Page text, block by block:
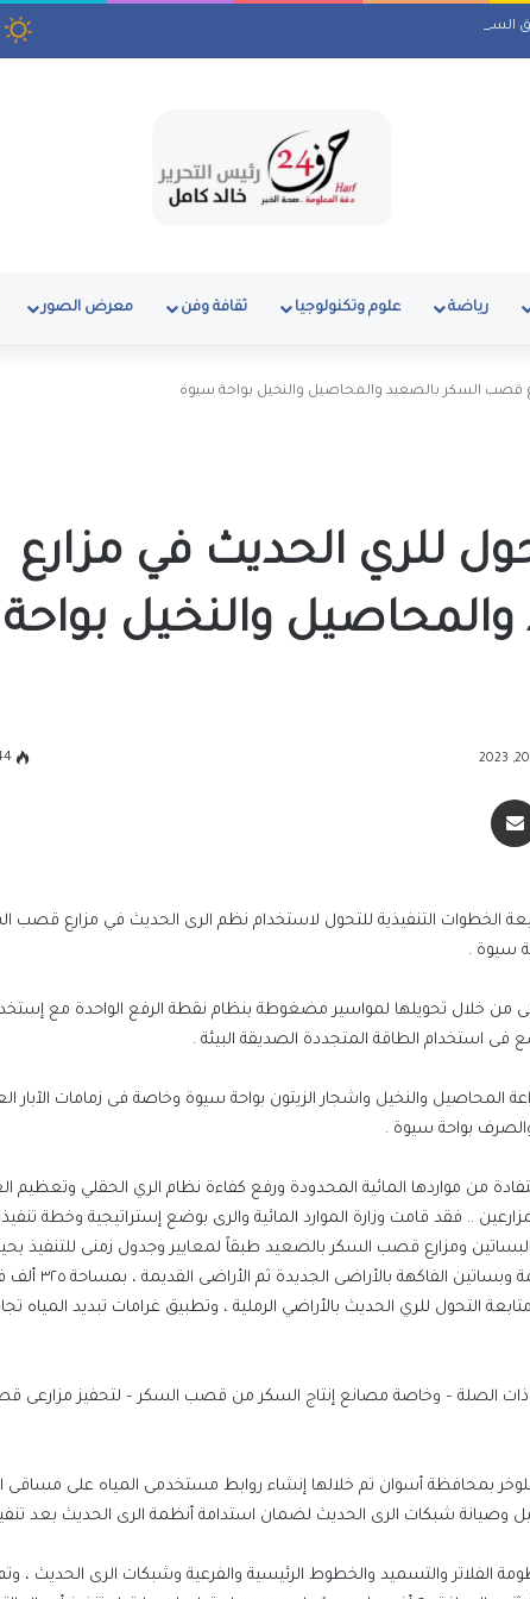
السيستم الرقمي للهيئة
رياضة علوم وتكنولوجيا ثقافة وفن معرض الصور
قصب السكر بالصعيد والمحاصيل والنخيل بواحة سيوة
للري الحديث في مزارع
والنخيل بواحة
الخطوات التنفيذية للتحول لاستخدام نظم الرى الحديث في مزارع قصب
سيوة .
من خلال تحويلها لمواسير مضغوطة بنظام نقطة الرفع الواحدة مع
استخدام الطاقة المتجددة الصديقة البيئة .
بواحة سيوة .
من مواردها المائية المحدودة ورفع كفاءة نظام الري الحقلي وتعظيم
.. فقد قامت وزارة الموارد المائية والرى بوضع إستراتيجية وخطة
ومزارع قصب السكر بالصعيد طبقاً لمعايير وجدول زمنى للتنفيذ
الأولوية لمزارع قصب السكر بالأراضى
فى متابعة التحول للري الحديث بالأراضي الرملية ، وتطبيق غرامات تبديد المياه
ذات الصلة – وخاصة مصانع إنتاج السكر من قصب السكر – لتحفيز مزارعى
بلوخر بمحافظة أسوان تم خلالها إنشاء روابط مستخدمى المياه على مساقى
والتسميد والخطوط الرئيسية والفرعية وشبكات الرى الحديث ، وتم